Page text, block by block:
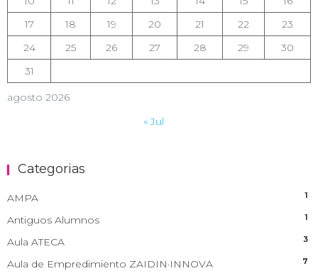
agosto 2026
17
18 19 20 21 22
23
24
25 26 27 28 29
30
31
« Jul
Categorias
AMPA 1
Antiguos Alumnos 1
Aula ATECA 3
Aula de Empredimiento ZAIDIN·INNOVA 7